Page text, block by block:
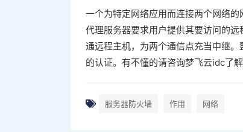
一个为特定网络应用而连接两个网络
代理服务器要求用户提供其要访问的
通远程主机，为两个通信点充当中继
的认证。有不懂的请咨询梦飞云idc了解
服务器防火墙 作用 网络